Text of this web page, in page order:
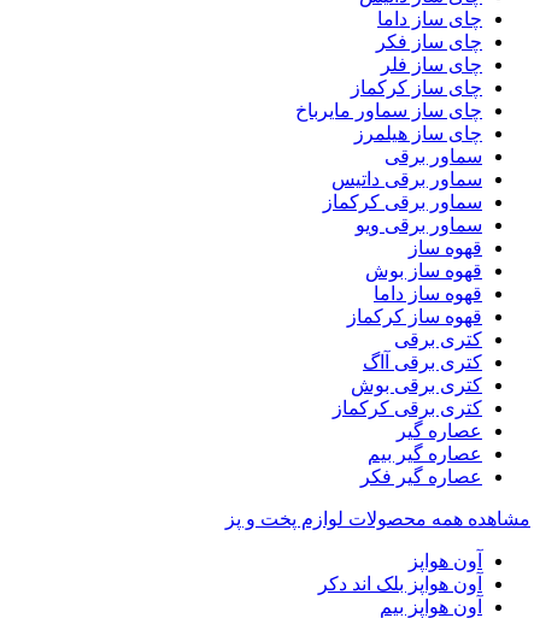
چای ساز داما
چای ساز فکر
چای ساز فلر
چای ساز کرکماز
چای ساز سماور مایرباخ
چای ساز هیلمرز
سماور برقی
سماور برقی داتیس
سماور برقی کرکماز
سماور برقی ویو
قهوه ساز
قهوه ساز بوش
قهوه ساز داما
قهوه ساز کرکماز
کتری برقی
کتری برقی آاگ
کتری برقی بوش
کتری برقی کرکماز
عصاره گیر
عصاره گیر بیم
عصاره گیر فکر
مشاهده همه محصولات لوازم پخت و پز
آون هواپز
آون هواپز بلک اند دکر
آون هواپز بیم